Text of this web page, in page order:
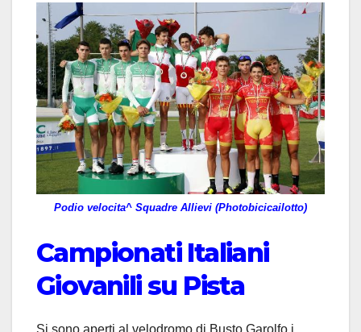
Podio velocita^ Squadre Allievi (Photobicicailotto)
Campionati Italiani
Giovanili su Pista